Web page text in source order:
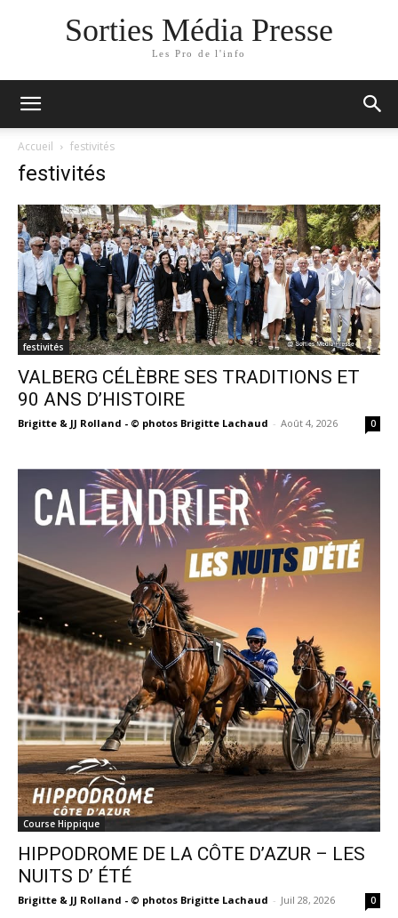
Sorties Média Presse
Les Pro de l'info
Accueil festivités
festivités
festivités
VALBERG CÉLÈBRE SES TRADITIONS ET
90 ANS D’HISTOIRE
Brigitte & JJ Rolland - © photos Brigitte Lachaud - Août 4, 2026 0
Course Hippique
HIPPODROME DE LA CÔTE D’AZUR – LES
NUITS D’ ÉTÉ
Brigitte & JJ Rolland - © photos Brigitte Lachaud - Juil 28, 2026 0